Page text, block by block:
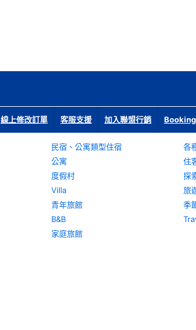
線上修改訂單 客服支援 加入聯盟行銷
民宿、公寓類型住宿
公寓
度假村
Villa
青年旅館
B&B
家庭旅館
各
住
探
旅
季